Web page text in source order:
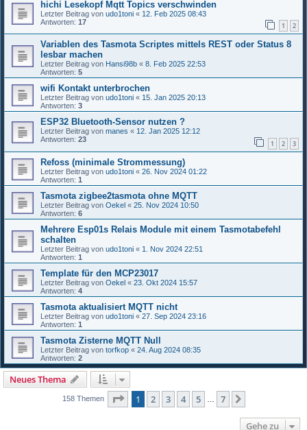
hichi Lesekopf Mqtt Topics verschwinden
Letzter Beitrag von udo1toni « 12. Feb 2025 08:43
Antworten: 17 1 2
Variablen des Tasmota Scriptes mittels REST oder Status 8
lesbar machen
Letzter Beitrag von Hansi98b « 8. Feb 2025 22:53
Antworten: 5
wifi Kontakt unterbrochen
Letzter Beitrag von udo1toni « 15. Jan 2025 20:13
Antworten: 3
ESP32 Bluetooth-Sensor nutzen ?
Letzter Beitrag von manes « 12. Jan 2025 12:12
Antworten: 23 1 2 3
Refoss (minimale Strommessung)
Letzter Beitrag von udo1toni « 26. Nov 2024 01:22
Antworten: 1
Tasmota zigbee2tasmota ohne MQTT
Letzter Beitrag von Oekel « 25. Nov 2024 10:50
Antworten: 6
Mehrere Esp01s Relais Module mit einem Tasmotabefehl
schalten
Letzter Beitrag von udo1toni « 1. Nov 2024 22:51
Antworten: 1
Template für den MCP23017
Letzter Beitrag von Oekel « 23. Okt 2024 15:57
Antworten: 4
Tasmota aktualisiert MQTT nicht
Letzter Beitrag von udo1toni « 27. Sep 2024 23:16
Antworten: 1
Tasmota Zisterne MQTT Null
Letzter Beitrag von torfkop « 24. Aug 2024 08:35
Antworten: 2
Neues Thema
158 Themen Seite 1von
1 2 3 4 5 7
Gehe zu